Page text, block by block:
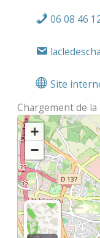
06 08 46
Site
Chargement de la
+
−